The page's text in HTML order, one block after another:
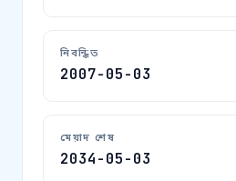
নিবন্ধিত
2007-05-03
মেয়াদ শেষ
2034-05-03